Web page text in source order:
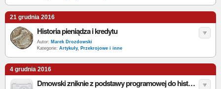
21 grudnia 2016
Historia pieniądza i kredytu
Autor: Marek Drozdowski
Kategorie: Artykuły, Przekrojowe i inne
4 grudnia 2016
Dmowski zniknie z podstawy programowej do historii?